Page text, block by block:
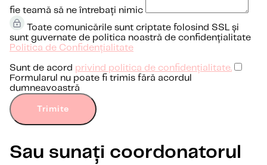
fie teamă să ne întrebați nimic
Toate comunicările sunt criptate folosind SSL și
sunt guvernate de politica noastră de confidențialitate
Politica de Confidențialitate
Sunt de acord privind politica de confidențialitate.
Formularul nu poate fi trimis fără acordul
dumneavoastră
Trimite
Sau sunați coordonatorul